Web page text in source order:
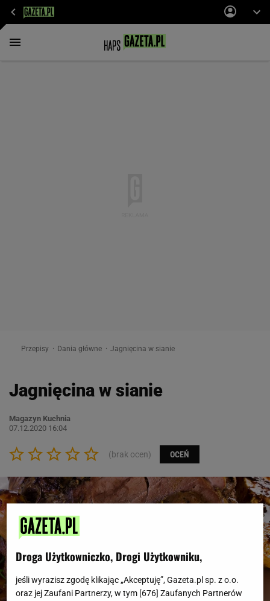
Przepisy Dania główne Jagnięcina w sianie
Jagnięcina w sianie
Magazyn Kuchnia
07.12.2020 16:04
(brak ocen) OCEŃ
Droga Użytkowniczko, Drogi Użytkowniku,
jeśli wyrazisz zgodę klikając „Akceptuję”, Gazeta.pl sp. z o.o.
oraz jej Zaufani Partnerzy, w tym [ 676 ] Zaufanych Partnerów